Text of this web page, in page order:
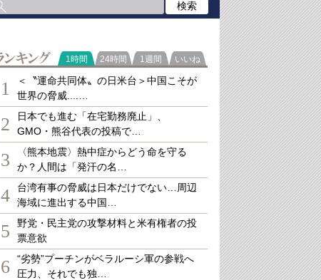
ランキング
1時間 24時間 1週間 いいね
1
＜〝運命共同体〟の日米台＞中国こそが
世界の脅威....…
2
日本でも進む「在宅勤務廃止」、
GMO・熊谷代表の投稿で…
3
〈熊本地震〉熱中症からどう命を守る
か？人間は「発汗の名…
4
台湾有事の脅威は日本だけでない…周辺
海域に進出する中国…
5
野党・民主党の攻撃材料と米有権者の投
票意欲
6
“劣勢”プーチンがベラルーシ軍の参戦へ
圧力、それでも独…